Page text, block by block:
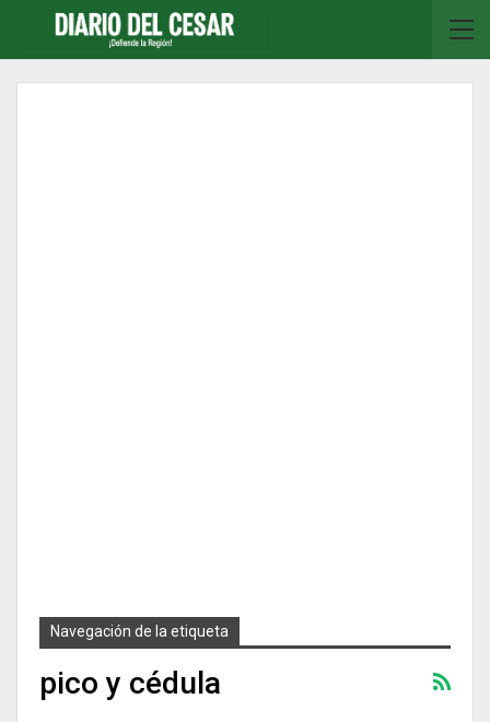
Navegación de la etiqueta
pico y cédula